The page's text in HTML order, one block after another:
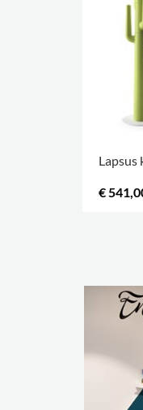
Lapsus
€